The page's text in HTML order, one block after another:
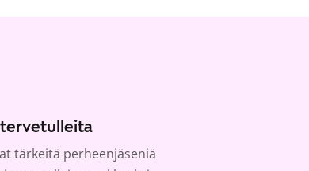
tärkeitä perheenjäseniä